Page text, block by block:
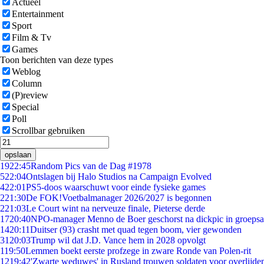
Actueel
Entertainment
Sport
Film & Tv
Games
Toon berichten van deze types
Weblog
Column
(P)review
Special
Poll
Scrollbar gebruiken
opslaan
1922:45Random Pics van de Dag #1978
522:04Ontslagen bij Halo Studios na Campaign Evolved
422:01PS5-doos waarschuwt voor einde fysieke games
221:30De FOK!Voetbalmanager 2026/2027 is begonnen
221:03Le Court wint na nerveuze finale, Pieterse derde
1720:40NPO-manager Menno de Boer geschorst na dickpic in
1420:11Duitser (93) crasht met quad tegen boom, vier gewonden
31 20:03Trump wil dat J.D. Vance hem in 2028 opvolgt
119:50Lemmen boekt eerste profzege in zware Ronde van Polen-rit
1219:42'Zwarte weduwes' in Rusland trouwen soldaten voor